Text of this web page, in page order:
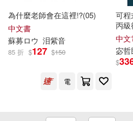
馬亞利(14)
黃秀鳳(14)
中國林業出版社(79)
江蘇教育出版社(79)
河北少年兒童出版社(79)
為什麼老師會在這裡!?(05)
中文書
蘇募ロウ 泪紫音
85 折 $127 $150
電
可程
丙級
中文
宓哲
$